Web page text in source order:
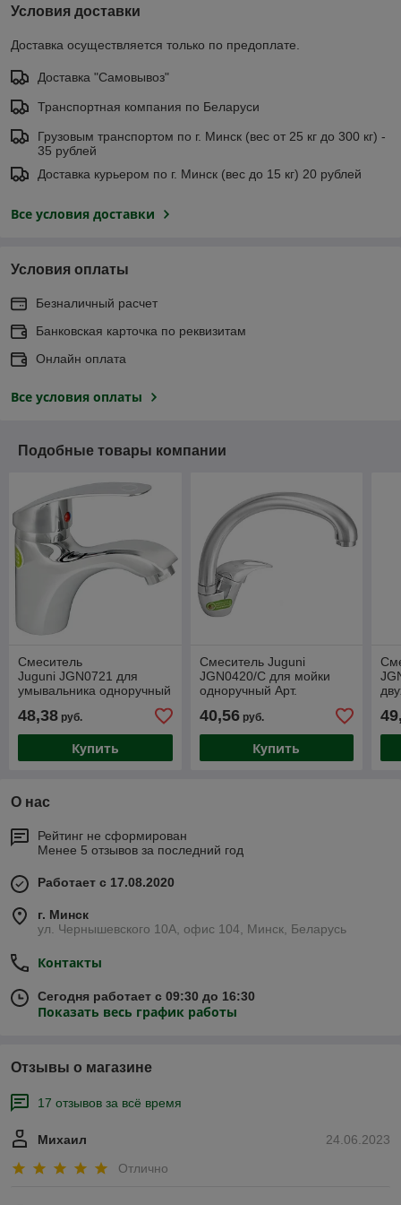
Условия доставки
Доставка осуществляется только по предоплате.
Доставка "Самовывоз"
Транспортная компания по Беларуси
Грузовым транспортом по г. Минск (вес от 25 кг до 300 кг) -
35 рублей
Доставка курьером по г. Минск (вес до 15 кг) 20 рублей
Все условия доставки
Условия оплаты
Безналичный расчет
Банковская карточка по реквизитам
Онлайн оплата
Все условия оплаты
Подобные товары компании
Смеситель
Juguni JGN0721 для
умывальника одноручный
с гибкой подводкой Арт.
0402.701
48,38 руб.
Купить
Смеситель Juguni
JGN0420/С для мойки
одноручный Арт.
40,56руб.
Купить
О нас
Рейтинг не сформирован
Менее 5 отзывов за последний год
Работает с 17.08.2020
г. Минск
ул. Чернышевского 10А, офис 104, Минск, Беларусь
Контакты
Сегодня работает с 09:30 до 16:30
Показать весь график работы
Отзывы о магазине
17 отзывов за всё время
24.06.2023
Михаил
Отлично